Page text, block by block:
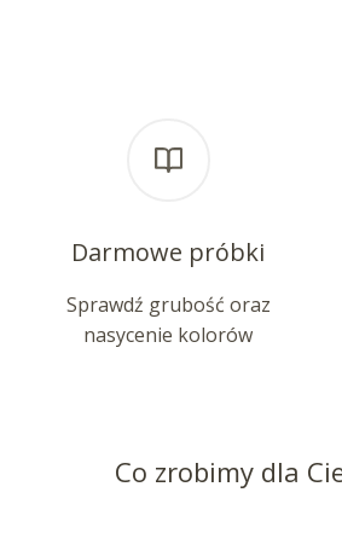
Darmowe próbki
Sprawdź grubość oraz
nasycenie kolorów
Co zrobimy dla